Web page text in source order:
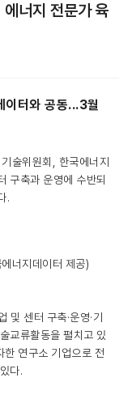
너지 전문가 육
이터와 공동...3월
술위원회, 한국에너지
구축과 운영에 수반되
.
너지데이터 제공)
센터 구축·운영·기
교류활동을 펼치고 있
한 연구소 기업으로 전
다.